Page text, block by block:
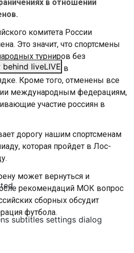
behind liveLIVE
subtitles settings dialog
в отношении
комитета России
Это значит, что спортсмены
турниров без
каждого в
Кроме того, отменены все
международным федерациям,
участие россиян в
дорогу нашим спортсменам
которая пройдет в Лос-
может вернуться и
рекомендаций МОК вопрос
сборных обсудит
футбола.